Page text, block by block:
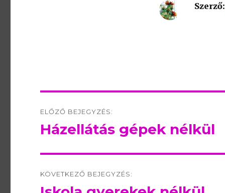
Szerző:
navigation
ELŐZŐ BEJEGYZÉS:
Előző
Házellátás gépek nélkül
KÖVETKEZŐ BEJEGYZÉS:
Következő